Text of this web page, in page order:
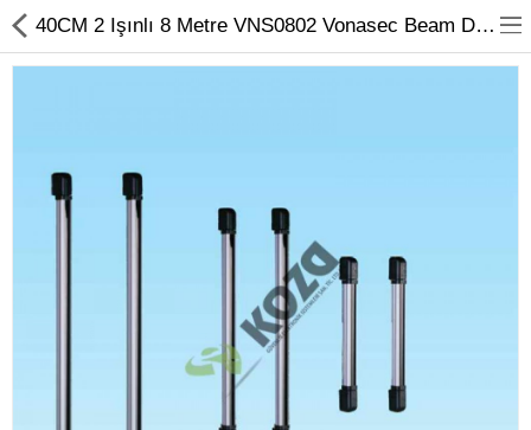
Kameralar
Hırsız Alarm Sistemleri
40CM 2 Işınlı 8 Metre VNS0802 Vonasec Beam Dedektör